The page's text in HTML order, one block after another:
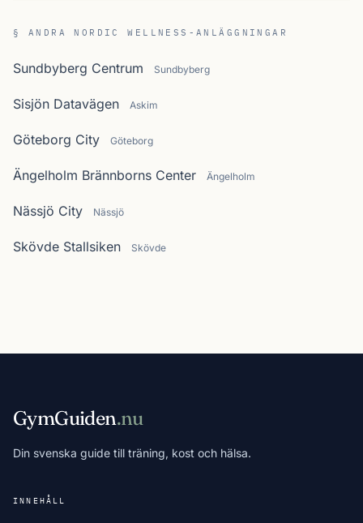
§ ANDRA NORDIC WELLNESS-ANLÄGGNINGAR
Sundbyberg Centrum Sundbyberg
Sisjön Datavägen Askim
Göteborg City Göteborg
Ängelholm Brännborns Center Ängelholm
Nässjö City Nässjö
Skövde Stallsiken Skövde
GymGuiden.nu
Din svenska guide till träning, kost och hälsa.
INNEHÅLL